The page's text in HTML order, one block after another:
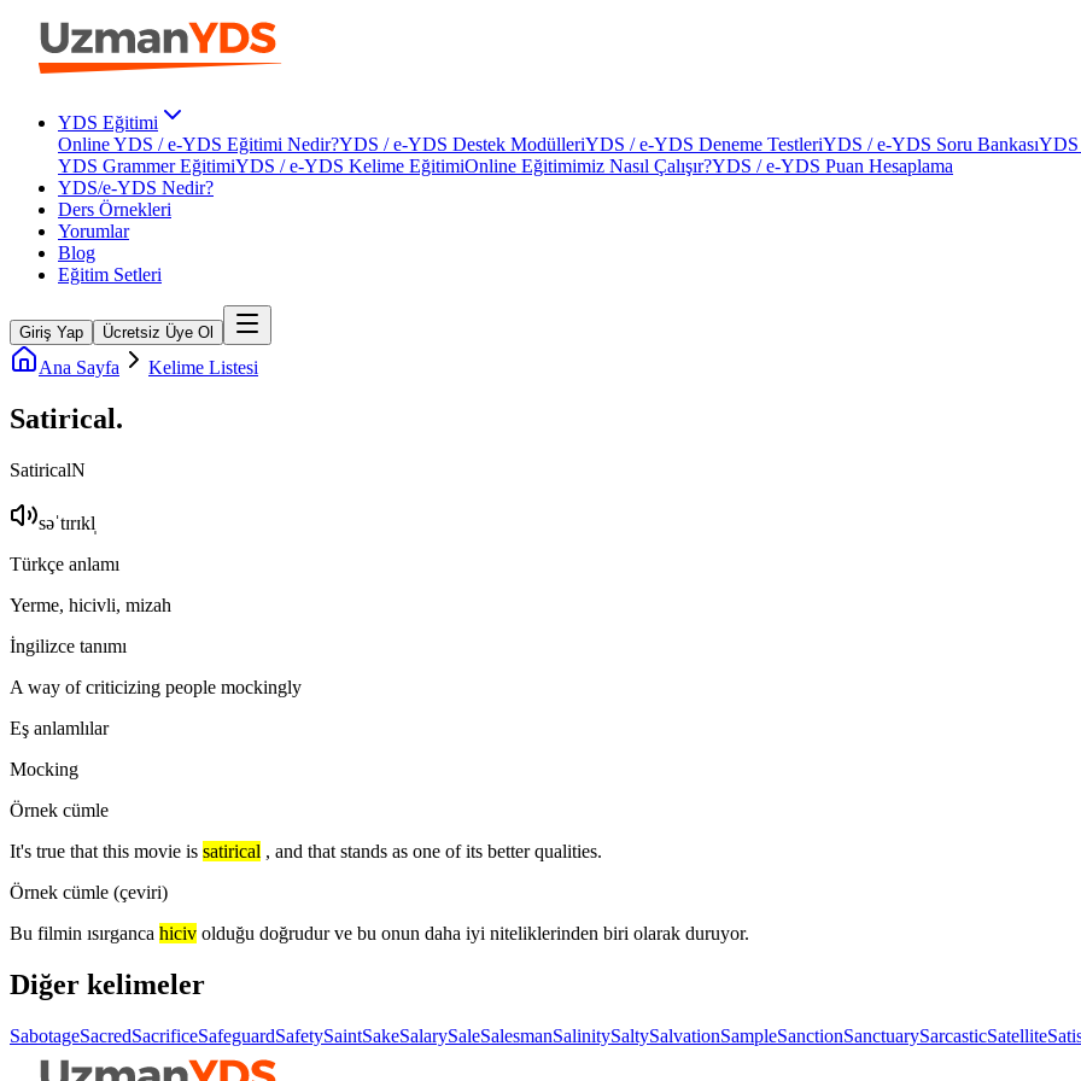
YDS Eğitimi
Online YDS / e-YDS Eğitimi Nedir?YDS / e-YDS Destek ModülleriYDS / e-YDS Deneme TestleriYDS / e-YDS Soru BankasıYDS
YDS Grammer EğitimiYDS / e-YDS Kelime EğitimiOnline Eğitimimiz Nasıl Çalışır?YDS / e-YDS Puan Hesaplama
YDS/e-YDS Nedir?
Ders Örnekleri
Yorumlar
Blog
Eğitim Setleri
Giriş Yap Ücretsiz Üye Ol
Ana Sayfa Kelime Listesi
Satirical.
SatiricalN
səˈtɪrɪkl̩
Türkçe anlamı
Yerme, hicivli, mizah
İngilizce tanımı
A way of criticizing people mockingly
Eş anlamlılar
Mocking
Örnek cümle
It's true that this movie is satirical , and that stands as one of its better qualities.
Örnek cümle (çeviri)
Bu filmin ısırganca hiciv olduğu doğrudur ve bu onun daha iyi niteliklerinden biri olarak duruyor.
Diğer kelimeler
SabotageSacredSacrificeSafeguardSafetySaintSakeSalarySaleSalesmanSalinitySaltySalvationSampleSanctionSanctuarySarcasticSatellite